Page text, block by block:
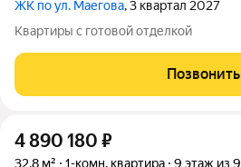
ЖК по ул. Маегова, 3 квартал 2027
Квартиры с готовой отделкой
Позвонить
4 890 180 ₽
32,8 м² 1-комн. квартира 9 этаж из 9